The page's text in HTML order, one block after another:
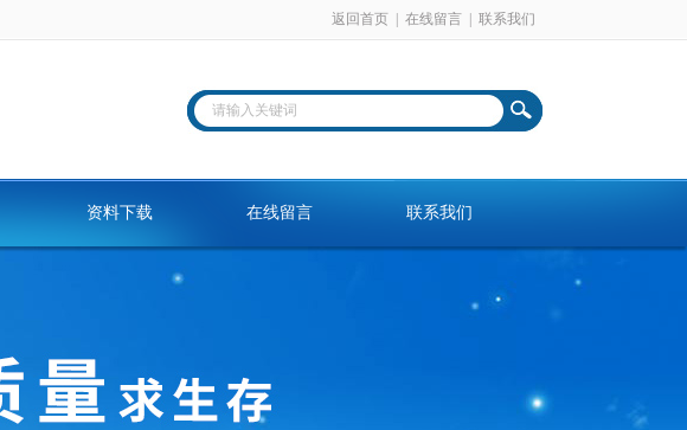
返回首页 在线留言 联系我们
资料下载 在线留言 联系我们